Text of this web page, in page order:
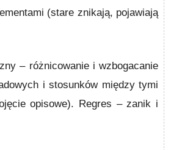
(stare znikają, pojawiają
– różnicowanie i wzbogacanie
i stosunków między tymi
opisowe). Regres – zanik i